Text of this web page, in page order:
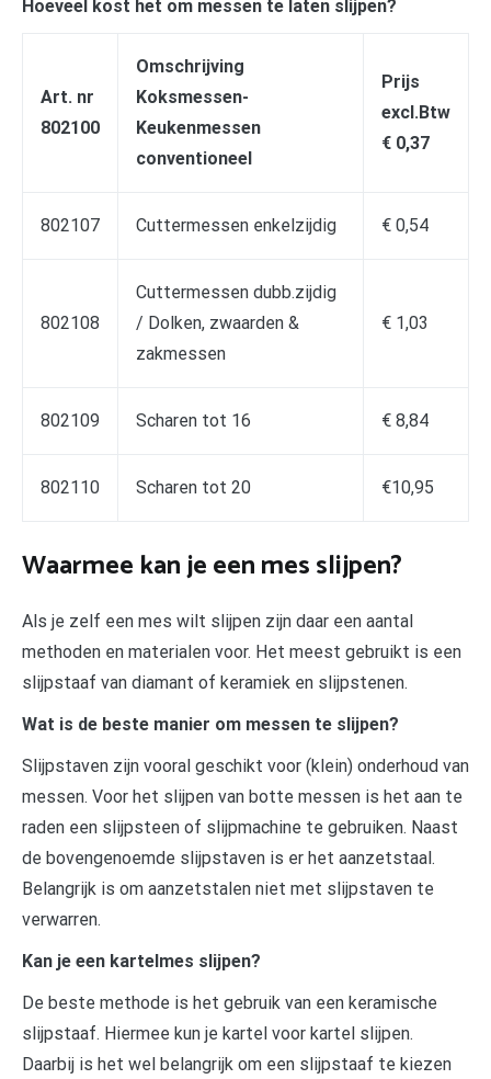
Hoeveel kost het om messen te laten slijpen?
Art. nr
802100
Omschrijving
Koksmessen-
Keukenmessen
conventioneel
Prijs
excl.Btw
€ 0,37
802107 Cuttermessen enkelzijdig € 0,54
802108
Cuttermessen dubb.zijdig
/ Dolken, zwaarden &
zakmessen
€ 1,03
802109 Scharen tot 16 € 8,84
802110 Scharen tot 20 €10,95
Waarmee kan je een mes slijpen?
Als je zelf een mes wilt slijpen zijn daar een aantal
methoden en materialen voor. Het meest gebruikt is een
slijpstaaf van diamant of keramiek en slijpstenen.
Wat is de beste manier om messen te slijpen?
Slijpstaven zijn vooral geschikt voor (klein) onderhoud van
messen. Voor het slijpen van botte messen is het aan te
raden een slijpsteen of slijpmachine te gebruiken. Naast
de bovengenoemde slijpstaven is er het aanzetstaal.
Belangrijk is om aanzetstalen niet met slijpstaven te
verwarren.
Kan je een kartelmes slijpen?
De beste methode is het gebruik van een keramische
slijpstaaf. Hiermee kun je kartel voor kartel slijpen.
Daarbij is het wel belangrijk om een slijpstaaf te kiezen